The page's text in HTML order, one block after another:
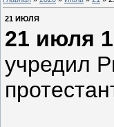
21 ИЮЛЯ
21 июля
учредил